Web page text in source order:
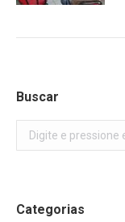
Buscar
Search:
Categorias